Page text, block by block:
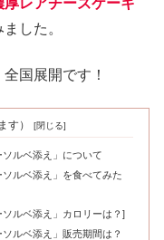
厚レアチーズケーキ
した。
国展開です！
す）
ルベ添え」について
ルベ添え」を食べてみた
ルベ添え」カロリーは？]
ルベ添え」販売期間は？